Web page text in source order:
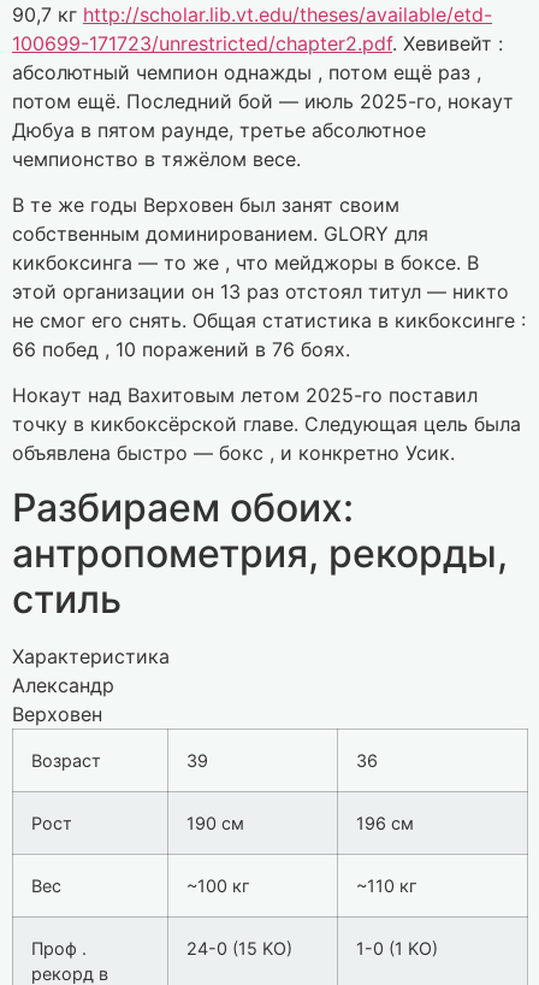
90,7 кг http://scholar.lib.vt.edu/theses/available/etd-
100699-171723/unrestricted/chapter2.pdf. Хевивейт :
абсолютный чемпион однажды , потом ещё раз ,
потом ещё. Последний бой — июль 2025-го, нокаут
Дюбуа в пятом раунде, третье абсолютное
чемпионство в тяжёлом весе.
В те же годы Верховен был занят своим
собственным доминированием. GLORY для
кикбоксинга — то же , что мейджоры в боксе. В
этой организации он 13 раз отстоял титул — никто
не смог его снять. Общая статистика в кикбоксинге :
66 побед , 10 поражений в 76 боях.
Нокаут над Вахитовым летом 2025-го поставил
точку в кикбоксёрской главе. Следующая цель была
объявлена быстро — бокс , и конкретно Усик.
Разбираем обоих:
антропометрия, рекорды,
стиль
Характеристика
Александр
Верховен
Возраст 39 36
Рост 190 см 196 см
Вес ~100 кг ~110 кг
Проф .
рекорд в
24-0 (15 KO) 1-0 (1 KO)